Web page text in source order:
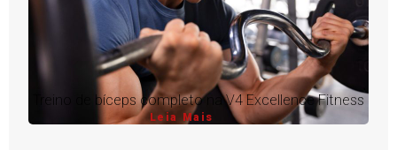
Treino de bíceps completo na V4 Excellence Fitness
Leia Mais